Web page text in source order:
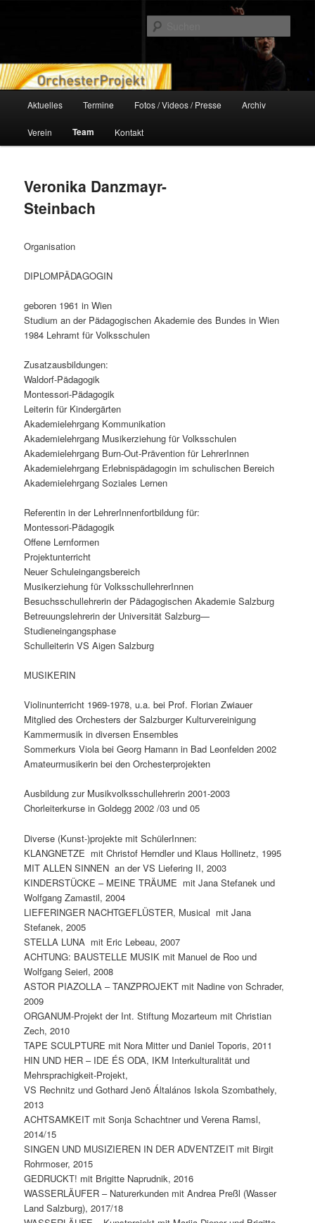
Orchesterprojekt
Aktuelles Termine Fotos / Videos / Presse Archiv
Verein Team Kontakt
Veronika Danzmayr-
Steinbach
Organisation
DIPLOMPÄDAGOGIN
geboren 1961 in Wien
Studium an der Pädagogischen Akademie des Bundes in Wien
1984 Lehramt für Volksschulen
Zusatzausbildungen:
Waldorf-Pädagogik
Montessori-Pädagogik
Leiterin für Kindergärten
Akademielehrgang Kommunikation
Akademielehrgang Musikerziehung für Volksschulen
Akademielehrgang Burn-Out-Prävention für LehrerInnen
Akademielehrgang Erlebnispädagogin im schulischen Bereich
Akademielehrgang Soziales Lernen
Referentin in der LehrerInnenfortbildung für:
Montessori-Pädagogik
Offene Lernformen
Projektunterricht
Neuer Schuleingangsbereich
Musikerziehung für VolksschullehrerInnen
Besuchsschullehrerin der Pädagogischen Akademie Salzburg
Betreuungslehrerin der Universität Salzburg—
Studieneingangsphase
Schulleiterin VS Aigen Salzburg
MUSIKERIN
Violinunterricht 1969-1978, u.a. bei Prof. Florian Zwiauer
Mitglied des Orchesters der Salzburger Kulturvereinigung
Kammermusik in diversen Ensembles
Sommerkurs Viola bei Georg Hamann in Bad Leonfelden 2002
Amateurmusikerin bei den Orchesterprojekten
Ausbildung zur Musikvolksschullehrerin 2001-2003
Chorleiterkurse in Goldegg 2002 /03 und 05
Diverse (Kunst-)projekte mit SchülerInnen:
KLANGNETZE mit Christof Herndler und Klaus Hollinetz, 1995
MIT ALLEN SINNEN an der VS Liefering II, 2003
KINDERSTÜCKE – MEINE TRÄUME mit Jana Stefanek und
Wolfgang Zamastil, 2004
LIEFERINGER NACHTGEFLÜSTER, Musical mit Jana
Stefanek, 2005
STELLA LUNA mit Eric Lebeau, 2007
ACHTUNG: BAUSTELLE MUSIK mit Manuel de Roo und
Wolfgang Seierl, 2008
ASTOR PIAZOLLA – TANZPROJEKT mit Nadine von Schrader,
2009
ORGANUM-Projekt der Int. Stiftung Mozarteum mit Christian
Zech, 2010
TAPE SCULPTURE mit Nora Mitter und Daniel Toporis, 2011
HIN UND HER – IDE ÉS ODA, IKM Interkulturalität und
Mehrsprachigkeit-Projekt,
VS Rechnitz und Gothard Jenö Általános Iskola Szombathely,
2013
ACHTSAMKEIT mit Sonja Schachtner und Verena Ramsl,
2014/15
SINGEN UND MUSIZIEREN IN DER ADVENTZEIT mit Birgit
Rohrmoser, 2015
GEDRUCKT! mit Brigitte Naprudnik, 2016
WASSERLÄUFER – Naturerkunden mit Andrea Preßl (Wasser
Land Salzburg), 2017/18